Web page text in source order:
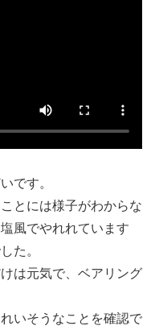
です。
とには様子がわからな
風でやれれています
た。
は元気で、ベアリング
いそうなことを確認で